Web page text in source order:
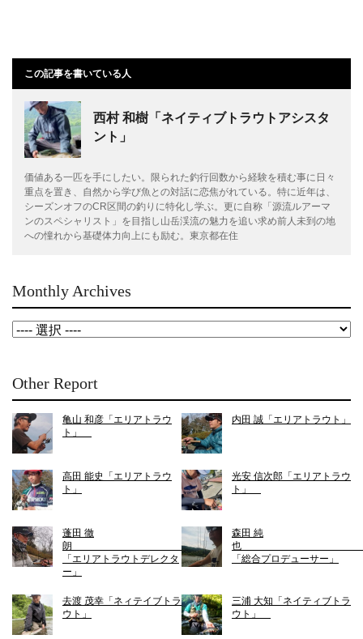
この記事を書いている人
西村 和樹「ネイティブトラウトアシスタ
ント」
価値ある一匹を手にしたい。限られた釣行回数から経験を積む事に日々
重点を置き、自然から学び魚との対話に恋焦がれている。特に近年は、
シーズンオフのCR区間の釣りに特化し学ぶ。更に自称「源流ルアーマ
ンのスペシャリスト」を目指し山岳渓流の魅力を追い求め前人未到の地
への憧れから基礎体力向上にも励む。東京都在住
Monthly Archives
Other Report
亀山 和彦「エリアトラウ
ト」
内田 誠「エリアトラウト」
高田 能史「エリアトラウ
ト」
光安 信次郎「エリアトラウ
ト」
蓬田 徹
朗
「エリアトラウトデレクタ
ー」
森田 純
「総合プロデューサー」
去渡 茂幸「ネィテイブトラ
ウト」
三浦 大知「ネイティブトラ
ウト」